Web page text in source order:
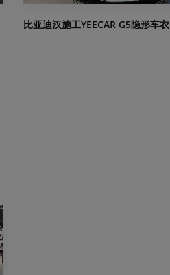
比亚迪汉施工YEECAR G5隐形车衣